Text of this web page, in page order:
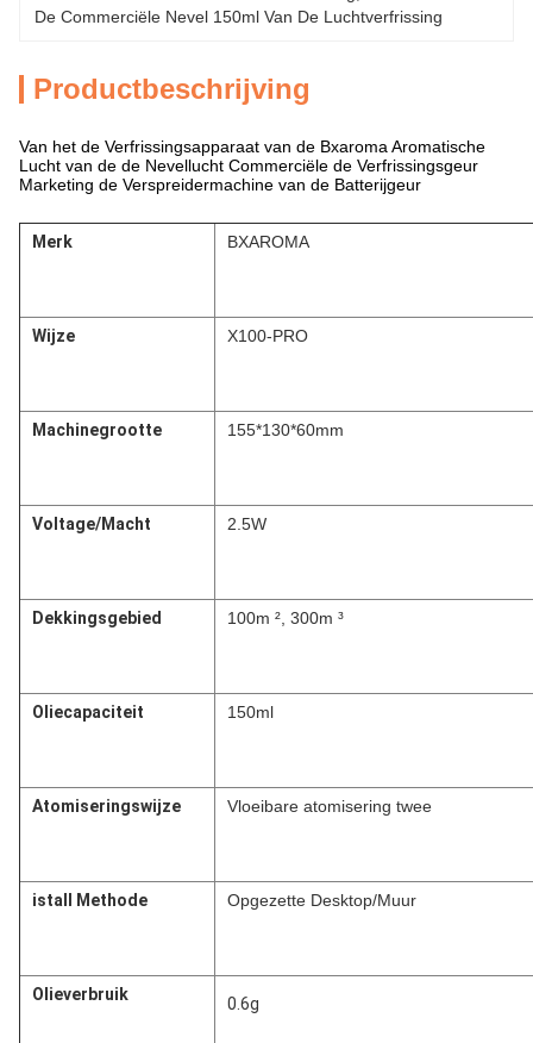
De Commerciële Nevel 150ml Van De Luchtverfrissing
Productbeschrijving
Van het de Verfrissingsapparaat van de Bxaroma Aromatische
Lucht van de de Nevellucht Commerciële de Verfrissingsgeur
Marketing de Verspreidermachine van de Batterijgeur
Merk BXAROMA
Wijze X100-PRO
Machinegrootte 155*130*60mm
Voltage/Macht 2.5W
Dekkingsgebied 100m ², 300m ³
Oliecapaciteit 150ml
Atomiseringswijze Vloeibare atomisering twee
istall Methode Opgezette Desktop/Muur
Olieverbruik 0.6g